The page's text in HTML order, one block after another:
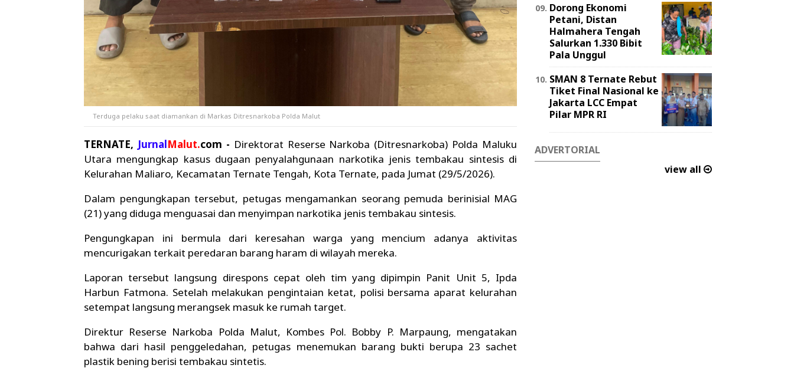
Terduga pelaku saat diamankan di Markas Ditresnarkoba Polda Malut
TERNATE, JurnalMalut.com - Direktorat Reserse Narkoba (Ditresnarkoba) Polda Maluku
Utara mengungkap kasus dugaan penyalahgunaan narkotika jenis tembakau sintesis di
Kelurahan Maliaro, Kecamatan Ternate Tengah, Kota Ternate, pada Jumat (29/5/2026).
Dalam pengungkapan tersebut, petugas mengamankan seorang pemuda berinisial MAG
(21) yang diduga menguasai dan menyimpan narkotika jenis tembakau sintesis.
Pengungkapan ini bermula dari keresahan warga yang mencium adanya aktivitas
mencurigakan terkait peredaran barang haram di wilayah mereka.
Laporan tersebut langsung direspons cepat oleh tim yang dipimpin Panit Unit 5, Ipda
Harbun Fatmona. Setelah melakukan pengintaian ketat, polisi bersama aparat kelurahan
setempat langsung merangsek masuk ke rumah target.
Direktur Reserse Narkoba Polda Malut, Kombes Pol. Bobby P. Marpaung, mengatakan
bahwa dari hasil penggeledahan, petugas menemukan barang bukti berupa 23 sachet
plastik bening berisi tembakau sintetis.
Dorong Ekonomi
Petani, Distan
Halmahera Tengah
Salurkan 1.330 Bibit
Pala Unggul
SMAN 8 Ternate Rebut
Tiket Final Nasional ke
Jakarta LCC Empat
Pilar MPR RI
ADVERTORIAL
view all